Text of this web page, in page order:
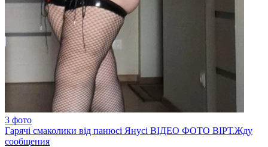
3 фото
Гарячі смаколики від панюсі Янусі ВІДЕО ФОТО ВІРТ.Жду
сообщения